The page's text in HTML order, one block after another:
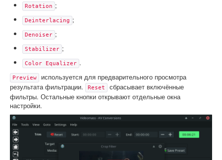
Rotation ;
Deinterlacing ;
Denoiser ;
Stabilizer ;
Color Equalizer .
Preview
используется для предварительного просмотра
результата фильтрации.
Reset
сбрасывает включённые
фильтры. Остальные кнопки открывают отдельные окна
настройки.